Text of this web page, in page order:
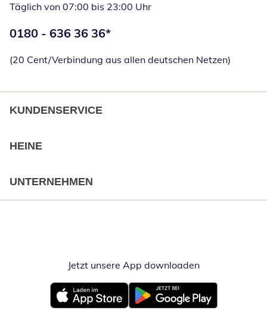
Täglich von 07:00 bis 23:00 Uhr
Telefonnummer:
0180 - 636 36 36*
(20 Cent/Verbindung aus allen deutschen Netzen)
KUNDENSERVICE
HEINE
UNTERNEHMEN
Jetzt unsere App downloadenÖffnet in
Öffnet in neuem FensterÖffnet in neuem Fenster